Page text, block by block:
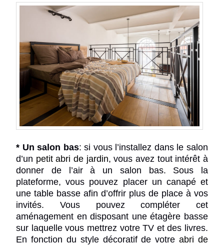
* Un salon bas: si vous l’installez dans le salon
d’un petitabri de jardin, vous avez tout intérêt à
donner de l’air à un salon bas. Sous la
plateforme, vous pouvez placer un canapé et
une table basse afin d’offrir plus de place à vos
invités. Vous pouvez compléter cet
aménagement en disposant une étagère basse
sur laquelle vous mettrez votre TV et des livres.
En fonction du style décoratif de votreabri de